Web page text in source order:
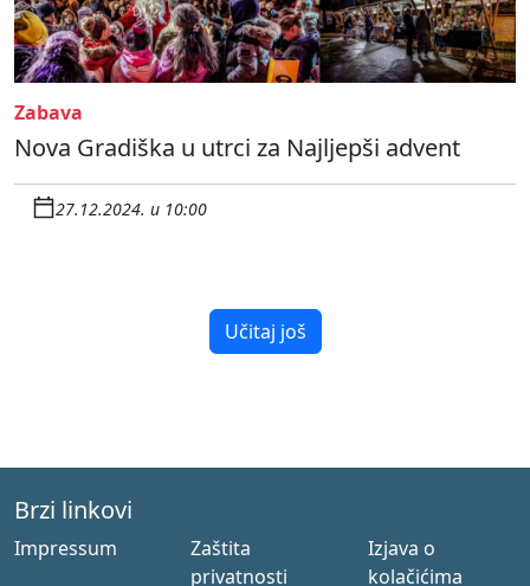
Zabava
Nova Gradiška u utrci za Najljepši advent
27.12.2024. u 10:00
Učitaj još
Brzi linkovi
Impressum
Zaštita
privatnosti
Izjava o
kolačićima